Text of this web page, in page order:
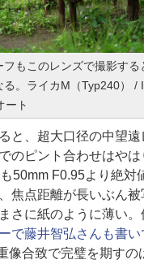
もこのレンズで撮影する
る。ライカM（Typ240） /
ート
と、超大口径の中望遠
のピント合わせはやは
50mm F0.95より絶対
焦点距離が長いぶん被
さに紙のように薄い
で藤井智弘さんも書い
像合致で完璧を期すの